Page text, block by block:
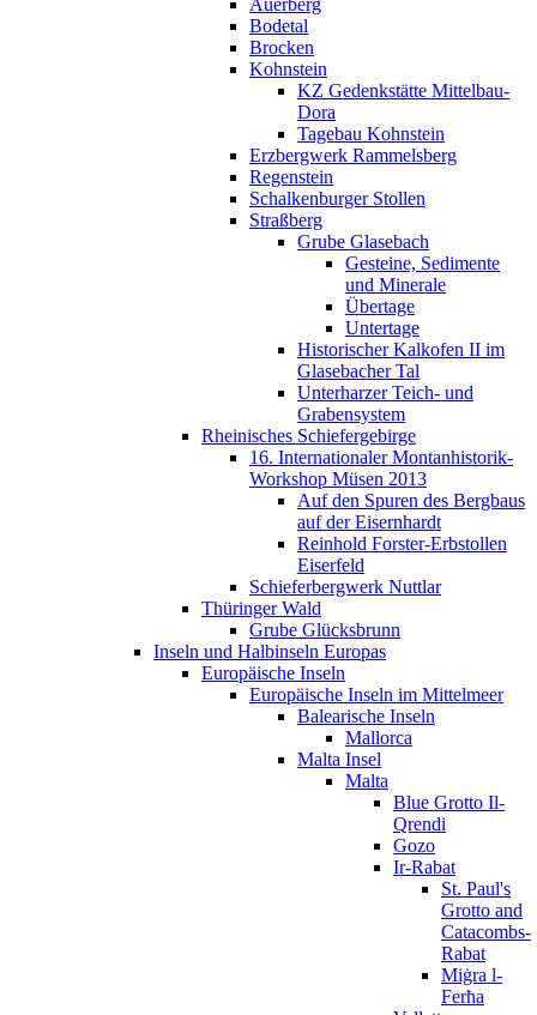
Bodetal
Brocken
Kohnstein
KZ Gedenkstätte Mittelbau-
Dora
Tagebau Kohnstein
Erzbergwerk Rammelsberg
Regenstein
Schalkenburger Stollen
Straßberg
Grube Glasebach
Gesteine, Sedimente
und Minerale
Übertage
Untertage
Historischer Kalkofen II im
Glasebacher Tal
Unterharzer Teich- und
Grabensystem
Rheinisches Schiefergebirge
16. Internationaler Montanhistorik-
Workshop Müsen 2013
Auf den Spuren des Bergbaus
auf der Eisernhardt
Reinhold Forster-Erbstollen
Eiserfeld
Schieferbergwerk Nuttlar
Thüringer Wald
Grube Glücksbrunn
Inseln und Halbinseln Europas
Europäische Inseln
Europäische Inseln im Mittelmeer
Balearische Inseln
Mallorca
Malta Insel
Malta
Blue Grotto Il-
Qrendi
Gozo
Ir-Rabat
St. Paul's
Grotto and
Catacombs-
Rabat
Miġra l-
Ferħa